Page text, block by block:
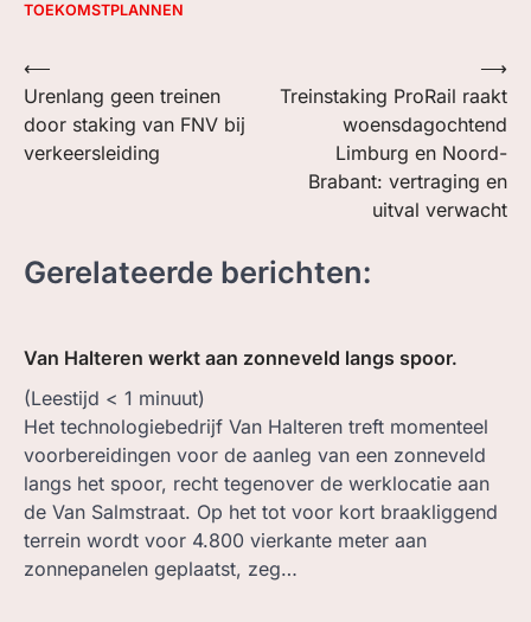
TOEKOMSTPLANNEN
Bericht
navigatie
⟵
Urenlang geen treinen
door staking van FNV bij
verkeersleiding
Treinstaking ProRail raakt
woensdagochtend
Limburg en Noord-
Brabant: vertraging en
uitval verwacht
⟶
Gerelateerde berichten:
Van Halteren werkt aan zonneveld langs spoor.
(Leestijd < 1 minuut)
Het technologiebedrijf Van Halteren treft momenteel
voorbereidingen voor de aanleg van een zonneveld
langs het spoor, recht tegenover de werklocatie aan
de Van Salmstraat. Op het tot voor kort braakliggend
terrein wordt voor 4.800 vierkante meter aan
zonnepanelen geplaatst, zeg…